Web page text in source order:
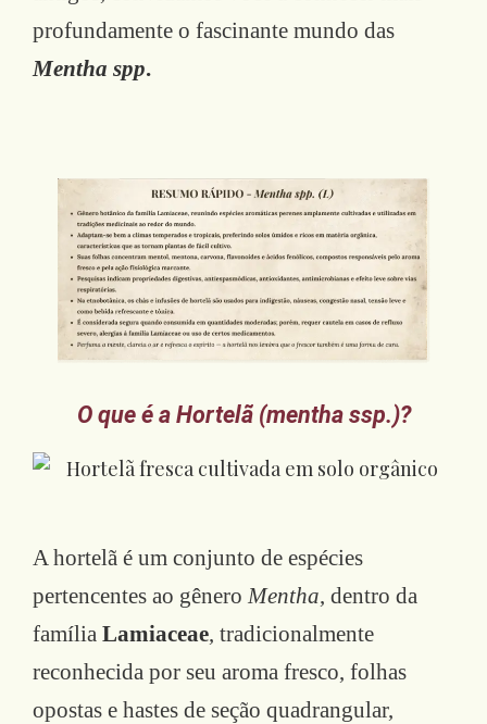
profundamente o fascinante mundo das
Mentha spp.
O que é a Hortelã (mentha ssp.)?
A hortelã é um conjunto de espécies
pertencentes ao gênero Mentha, dentro da
família Lamiaceae, tradicionalmente
reconhecida por seu aroma fresco, folhas
opostas e hastes de seção quadrangular,